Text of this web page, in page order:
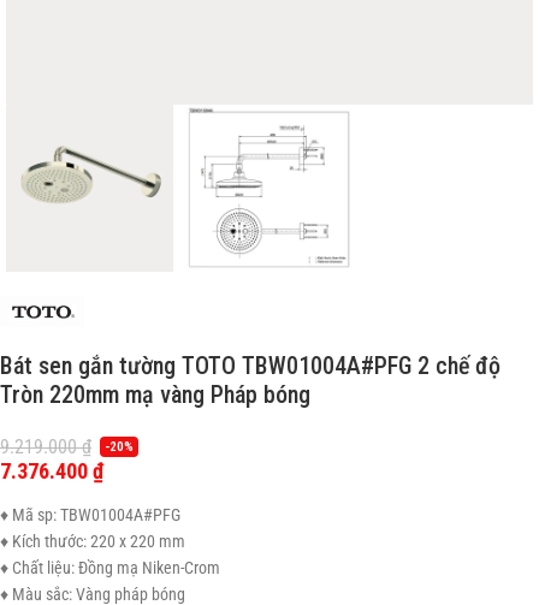
Bát sen gắn tường TOTO TBW01004A#PFG 2 chế độ
Tròn 220mm mạ vàng Pháp bóng
9.219.000₫ -20%
7.376.400₫
♦ Mã sp: TBW01004A#PFG
♦ Kích thước: 220 x 220 mm
♦ Chất liệu: Đồng mạ Niken-Crom
♦ Màu sắc: Vàng pháp bóng